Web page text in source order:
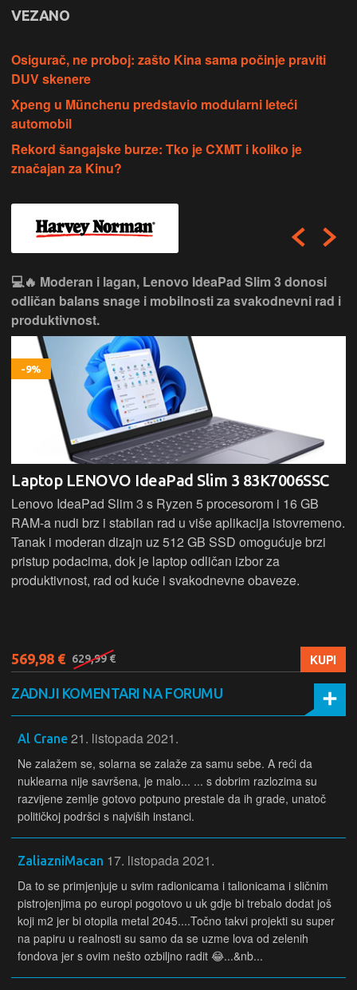
VEZANO
Osigurač, ne proboj: zašto Kina sama počinje praviti
DUV skenere
Xpeng u Münchenu predstavio modularni leteći
automobil
Rekord šangajske burze: Tko je CXMT i koliko je
značajan za Kinu?
💻🔥 Moderan i lagan, Lenovo IdeaPad Slim 3 donosi
odličan balans snage i mobilnosti za svakodnevni rad i
produktivnost.
-9%
Laptop LENOVO IdeaPad Slim 3 83K7006SSC
Lenovo IdeaPad Slim 3 s Ryzen 5 procesorom i 16 GB
RAM-a nudi brz i stabilan rad u više aplikacija istovremeno.
Tanak i moderan dizajn uz 512 GB SSD omogućuje brzi
pristup podacima, dok je laptop odličan izbor za
produktivnost, rad od kuće i svakodnevne obaveze.
569,98 € 629,99 € KUPI
ZADNJI KOMENTARI NA FORUMU
Al Crane 21. listopada 2021.
Ne zalažem se, solarna se zalaže za samu sebe. A reći da
nuklearna nije savršena, je malo... ... s dobrim razlozima su
razvijene zemlje gotovo potpuno prestale da ih grade, unatoč
političkoj podršci s najviših instanci.
ZaliazniMacan 17. listopada 2021.
Da to se primjenjuje u svim radionicama i talionicama i sličnim
pistrojenjima po europi pogotovo u uk gdje bi trebalo dodat još
koji m2 jer bi otopila metal 2045....Točno takvi projekti su super
na papiru u realnosti su samo da se uzme lova od zelenih
fondova jer s ovim nešto ozbiljno radit 😂...&nb...